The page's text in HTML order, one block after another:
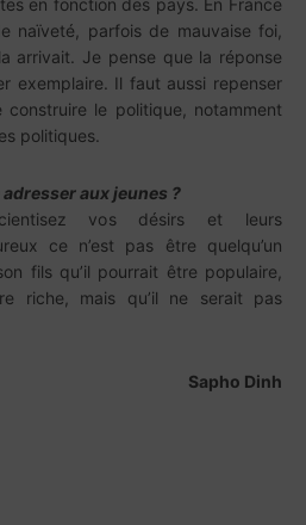
en fonction des pays. En France
naïveté, parfois de mauvaise foi,
arrivait. Je pense que la réponse
exemplaire. Il faut aussi repenser
construire le politique, notamment
politiques.
aux jeunes ?
vos désirs et leurs
ce n’est pas être quelqu’un
fils qu’il pourrait être populaire,
riche, mais qu’il ne serait pas
Sapho Dinh